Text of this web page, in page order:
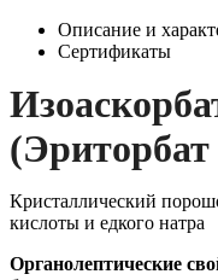
Описание и
Сертификаты
Кристаллический
кислоты и едкого натра
Органолептические